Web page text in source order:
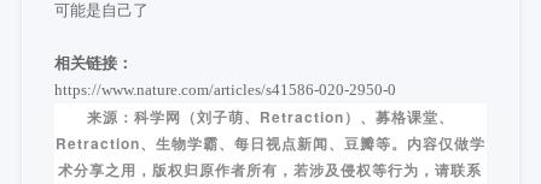
可能是自己了
相关链接：
https://www.nature.com/articles/s41586-020-2950-0
来源：科学网（刘子萌、Retraction）、募格课堂、
Retraction、生物学霸、每日视点新闻、豆瓣等。内容仅做学
术分享之用，版权归原作者所有，若涉及侵权等行为，请联系